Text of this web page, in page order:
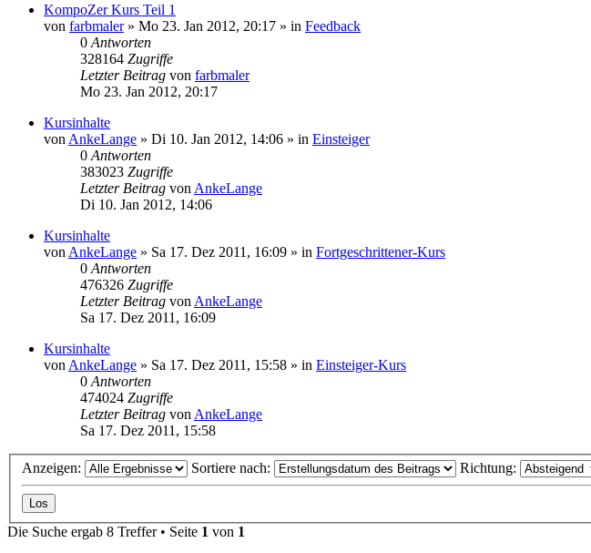
KompoZer Kurs Teil 1
von farbmaler» Mo 23. Jan 2012, 20:17 » in Feedback
0 Antworten
328164 Zugriffe
Letzter Beitrag von farbmaler
Mo 23. Jan 2012, 20:17
Kursinhalte
von AnkeLange » Di 10. Jan 2012, 14:06 » in Einsteiger
0 Antworten
383023 Zugriffe
Letzter Beitrag von AnkeLange
Di 10. Jan 2012, 14:06
Kursinhalte
von AnkeLange » Sa 17. Dez 2011, 16:09 » in Fortgeschrittener-Kurs
0 Antworten
476326 Zugriffe
Letzter Beitrag von AnkeLange
Sa 17. Dez 2011, 16:09
Kursinhalte
von AnkeLange » Sa 17. Dez 2011, 15:58 » in Einsteiger-Kurs
0 Antworten
474024 Zugriffe
Letzter Beitrag von AnkeLange
Sa 17. Dez 2011, 15:58
Anzeigen: Sortiere nach: Richtung:
Die Suche ergab 8 Treffer • Seite 1 von 1